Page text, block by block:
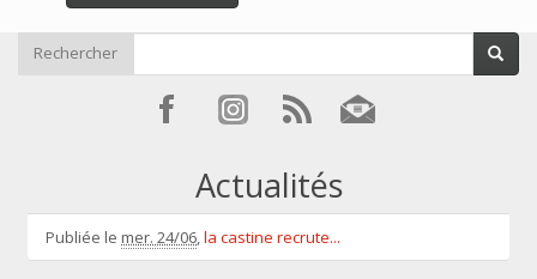
Rechercher
Actualités
Publiée le mer. 24/06,la castine recrute...